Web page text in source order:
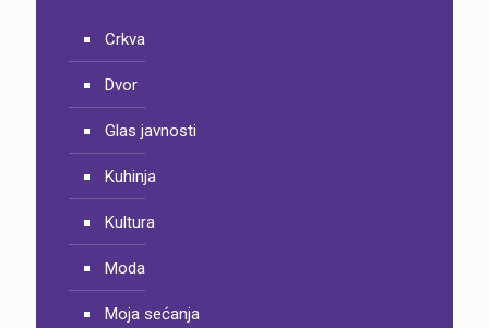
Crkva
Dvor
Glas javnosti
Kuhinja
Kultura
Moda
Moja sećanja